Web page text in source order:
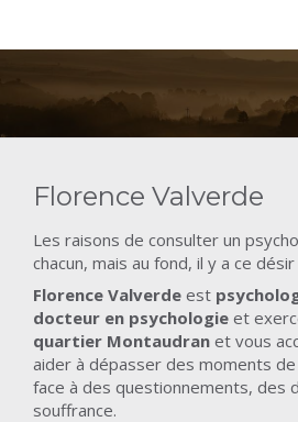
Florence Valverde
Les raisons de consulter un
chacun, mais au fond, il y a ce
Florence Valverde est
docteur en psychologie et
quartier Montaudran et vous
aider à dépasser des moments
face à des questionnements, des
souffrance.